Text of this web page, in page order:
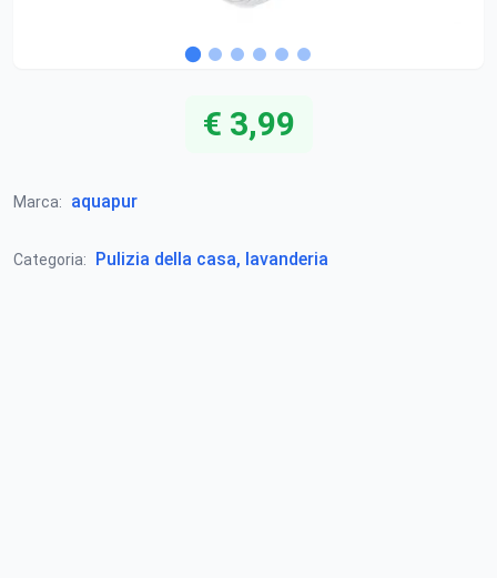
€ 3,99
Marca: aquapur
Categoria: Pulizia della casa, lavanderia